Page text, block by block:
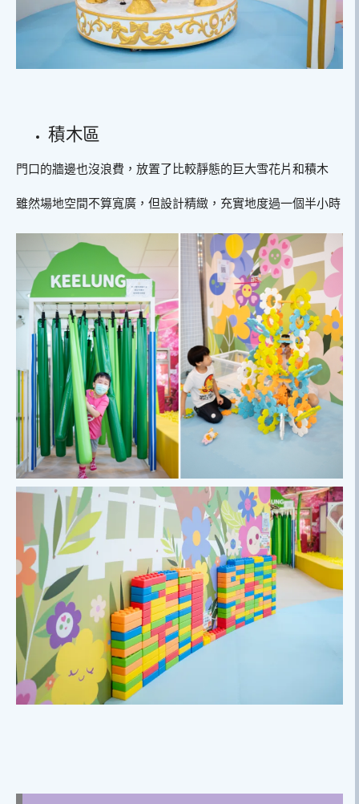
積木區
門口的牆邊也沒浪費，放置了比較靜態的巨大雪花片和積木
雖然場地空間不算寬廣，但設計精緻，充實地度過一個半小時